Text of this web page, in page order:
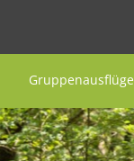
Gruppenausflüge